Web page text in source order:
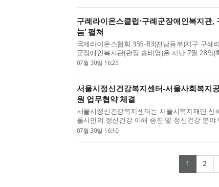
구례라이온스클럽·구례군장애인복지관,
눔’ 펼쳐
국제라이온스협회 355-B3(전남동부)지구 구례
군장애인복지관(관장 송태영)은 지난 7월 28일
상인과 시장을 찾은 주민 및 관광객들을 대상으
07월 30일 16:25
서울시정신건강복지센터-서울사회복지
원 업무협약 체결
서울시정신건강복지센터는 서울시복지재단
울시민의 정신건강 이해 증진 및 정신건강 분
을 지난 7월 28일 서울시복지재단에서 체결했
07월 30일 16:10
1 2